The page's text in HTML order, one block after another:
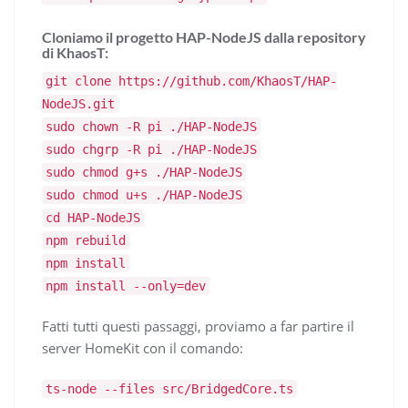
Cloniamo il progetto HAP-NodeJS dalla repository
di KhaosT:
git clone https://github.com/KhaosT/HAP-
NodeJS.git
sudo chown -R pi ./HAP-NodeJS
sudo chgrp -R pi ./HAP-NodeJS
sudo chmod g+s ./HAP-NodeJS
sudo chmod u+s ./HAP-NodeJS
cd HAP-NodeJS
npm rebuild
npm install
npm install --only=dev
Fatti tutti questi passaggi, proviamo a far partire il
server HomeKit con il comando:
ts-node --files src/BridgedCore.ts